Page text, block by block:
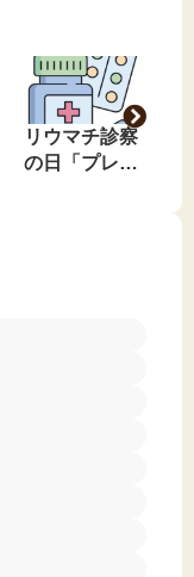
リウマチ診察
の日「プレド